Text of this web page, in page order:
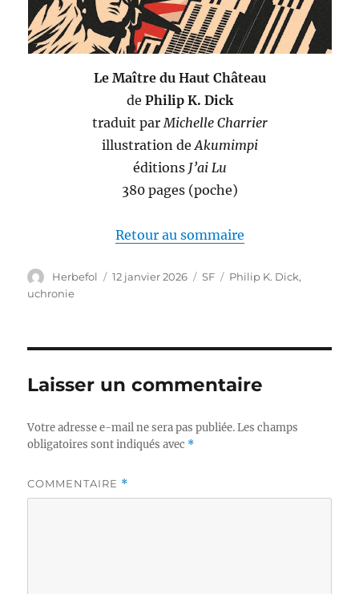
Le Maître du Haut Château
de Philip K. Dick
traduit parMichelle Charrier
illustration deAkumimpi
éditions J’ai Lu
380 pages (poche)
Retour au sommaire
Auteur
Herbefol
Publié
12 janvier 2026 Catégories
SF Étiquettes
Philip K. Dick,
uchronie
Laisser un commentaire
Votre adresse e-mail ne sera pas publiée. Les champs
obligatoires sont indiqués avec *
COMMENTAIRE *